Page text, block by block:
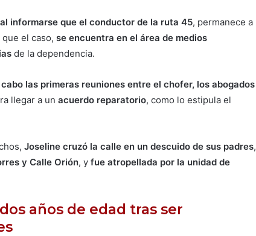
informarse que el conductor de la ruta 45, permanece a
que el caso, se encuentra en el área de medios
de la dependencia.
las primeras reuniones entre el chofer, los abogados
llegar a un acuerdo reparatorio, como lo estipula el
Joseline cruzó la calle en un descuido de sus padres,
y Calle Orión, y fue atropellada por la unidad de
años de edad tras ser